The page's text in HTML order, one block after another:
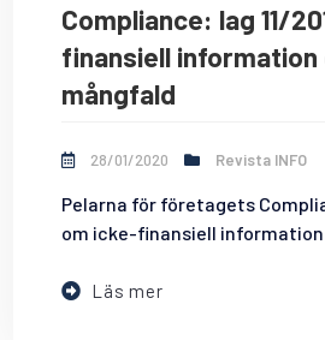
Compliance: lag 11/
finansiell information
mångfald
28/01/2020 Revista INFO
Pelarna för företagets
om icke-finansiell
Läs mer